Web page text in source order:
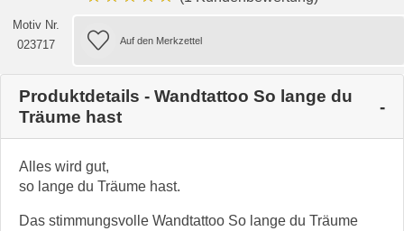
Motiv Nr.
023717
Produktdetails - Wandtattoo So lange du
Träume hast
Alles wird gut,
so lange du Träume hast.
Das stimmungsvolle Wandtattoo So lange du Träume